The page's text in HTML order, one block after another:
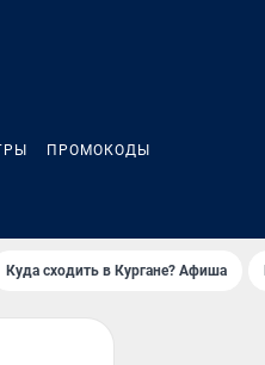
ПРОМОКОДЫ
Куда сходить в Кургане? Афиша